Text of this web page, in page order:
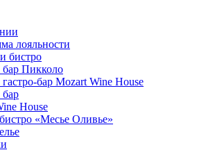
лояльности
бистро
Пикколо
бар Mozart Wine House
House
«Месье Оливье»